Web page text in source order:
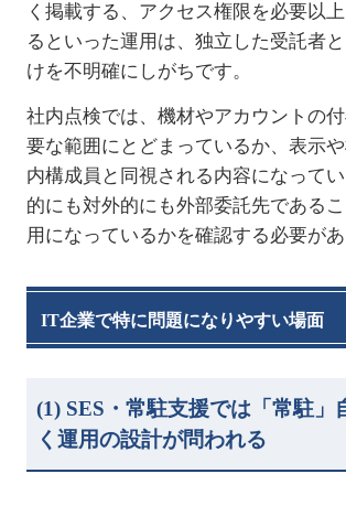
く掲載する、アクセス権限を必要以
るといった運用は、独立した受託者
けを不明確にしがちです。
社内点検では、機材やアカウントの
要な範囲にとどまっているか、表示
内構成員と同視される内容になって
的にも対外的にも外部委託先である
用になっているかを確認する必要があ
IT企業で特に問題になりやすい場面
(1) SES ・常駐支援では「常駐」
く運用の設計が問われる